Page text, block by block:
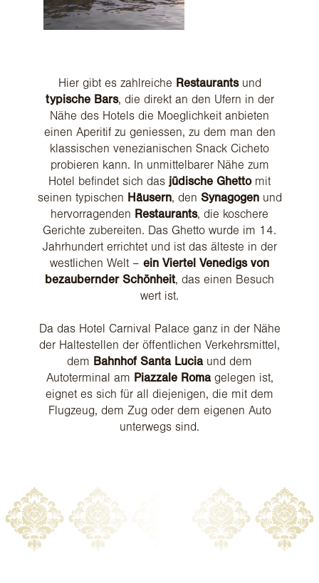
Hier gibt es zahlreiche Restaurantsund
typische Bars, die direkt an den Ufern in der
Nähe des Hotels die Moeglichkeit anbieten
einen Aperitif zu geniessen, zu dem man den
klassischen venezianischen Snack Cicheto
probieren kann. In unmittelbarer Nähe zum
Hotel befindet sich das jüdische Ghettomit
seinen typischen Häusern, den Synagogenund
hervorragenden Restaurants, die koschere
Gerichte zubereiten. Das Ghetto wurde im 14.
Jahrhundert errichtet und ist das älteste in der
westlichen Welt – ein Viertel Venedigs von
bezaubernder Schönheit, das einen Besuch
wert ist.
Da das Hotel Carnival Palace ganz in der Nähe
der Haltestellen der öffentlichen Verkehrsmittel,
dem Bahnhof Santa Luciaund dem
Autoterminal am Piazzale Romagelegen ist,
eignet es sich für all diejenigen, die mit dem
Flugzeug, dem Zug oder dem eigenen Auto
unterwegs sind.